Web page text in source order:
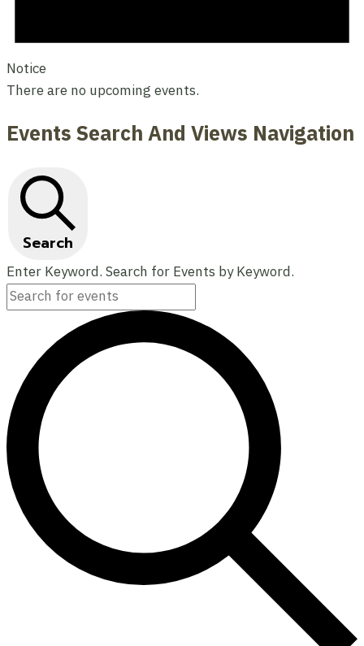
Notice
There are no upcoming events.
Events Search And Views Navigation
Search
Enter Keyword. Search for Events by Keyword.